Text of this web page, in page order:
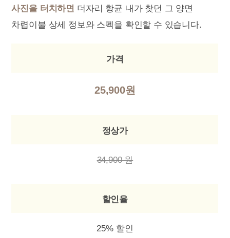
사진을 터치하면 더자리 항균 내가 찾던 그 양면
차렵이불 상세 정보와 스펙을 확인할 수 있습니다.
가격
25,900원
정상가
34,900 원
할인율
25% 할인